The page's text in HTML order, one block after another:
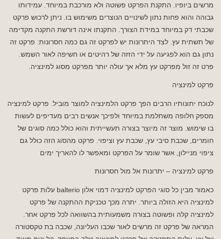
מרשים ביופיו. התקנת הפרקט פשוטה ולא מורכבת במיוחד. עמידותו
גבוהה והוא פחות נתון לשינויים הנוצרים משימוש בו. ניתן לרכוש פרקט
שכבתי דק במיוחד במידת הצורך. התקנתו אינה דורשת התקנה מקדימה
של תשתית עץ. לצד היתרונות יש לפרקט זה גם כמה חסרונות: פרקט זה
נתון גם הוא לפגיעה על ידי הזזה של רהיטים או חשיפה לאור השמש.
פרט זה זול מפרקט עץ מלא אך עולה יותר מפרקט מסוג למינציה.
פרקט למינציה
לנוכח יתונותיו הרבים הפך פרקט הלמינציה למוצר מוביל. פרקט למינציה
מספק חלופה משתלמת במיוחד ולפיכך אנשים רבים מעדיפים לעשות
בו שימוש. מוצר זה מיוצר בצורה תעשייתית והוא כולל כמה סוגים של
חומרים, שכבת סיבי עץ, שכבת עץ וציפוי. פרקט מהסוג הזה כולל גם
ציפוי מניילון, אשר שומר על הפרקט ומאפשר לו להאריך ימים
פרקט למינציה – יתרונות אל מול חסרונות
כאמור מבין כל סוגי הפרקט למינציה דמוי אלון balterio עלות פרקט
למינציה היא הזולה ביותר. יתרה מכך טכניקת ההתקנה של פרקט
למינציה קלה ופשוטה בצורה משמעותית בהשוואה לכל פרקט אחר.
המראה של פרקט זה מרשים לאור שכבו העליונה, שכבה בת טקסטורה